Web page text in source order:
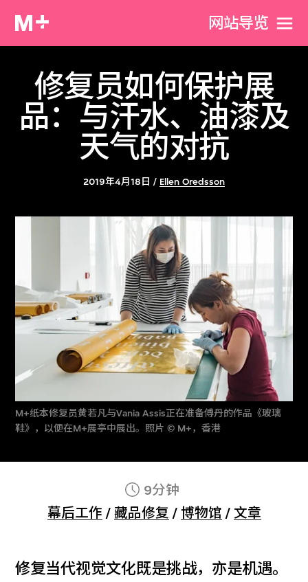
网站导览
2019年4月18日 / Ellen Oredsson
修复员如何保护展
品：与汗水、油漆及
天气的对抗
M+纸本修复员黄若凡与Vania Assis正在准备傅丹的作品《玻璃
鞋》，以便在M+展亭中展出。照片 © M+，香港
9分钟
幕后工作 / 藏品修复 / 博物馆 / 文章
修复当代视觉文化既是挑战，亦是机遇。